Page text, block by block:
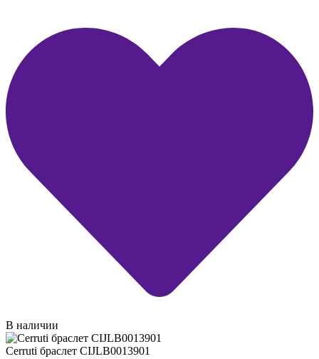
В наличии
Cerruti браслет CIJLB0013901